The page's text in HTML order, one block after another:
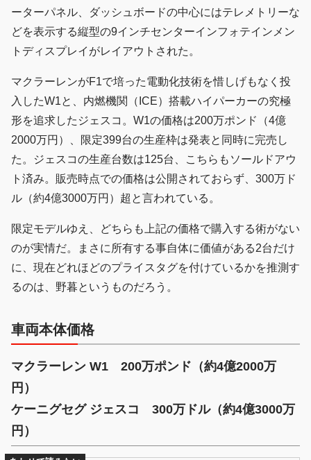
ーターパネル、ダッシュボードの中心にはテレメトリーな
どを表示する縦型の9インチセンターインフォテインメン
トディスプレイがレイアウトされた。
マクラーレンがF1で培った電動化技術を惜しげもなく投
入したW1と、内燃機関（ICE）搭載ハイパーカーの究極
形を追求したジェスコ。W1の価格は200万ポンド（4億
2000万円）、限定399台の生産枠は発表と同時に完売し
た。ジェスコの生産台数は125台、こちらもソールドアウ
ト済み。販売時点での価格は公開されておらず、300万ド
ル（約4億3000万円）超と言われている。
限定モデルゆえ、どちらも上記の価格で購入する術がない
のが実情だ。まさに所有する事自体に価値がある2台だけ
に、現在どれほどのプライスタグを付けているかを推測す
るのは、野暮というものだろう。
車両本体価格
マクラーレン W1 200万ポンド（約4億2000万
円）
ケーニグセグ ジェスコ 300万ドル（約4億3000万
円）